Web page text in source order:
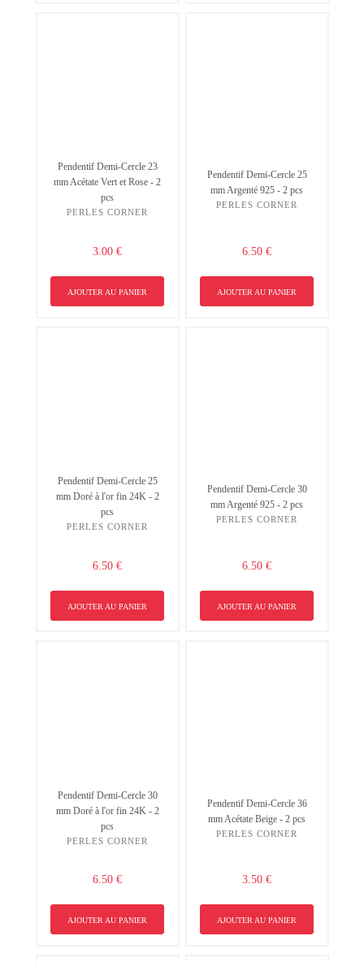
Pendentif Demi-Cercle 23
mm Acétate Vert et Rose - 2
pcs
PERLES CORNER
3.00 €
AJOUTER AU PANIER
Pendentif Demi-Cercle 25
mm Argenté 925 - 2 pcs
PERLES CORNER
6.50 €
AJOUTER AU PANIER
Pendentif Demi-Cercle 25
mm Doré à l'or fin 24K - 2
pcs
PERLES CORNER
6.50 €
AJOUTER AU PANIER
Pendentif Demi-Cercle 30
mm Argenté 925 - 2 pcs
PERLES CORNER
6.50 €
AJOUTER AU PANIER
Pendentif Demi-Cercle 30
mm Doré à l'or fin 24K - 2
pcs
PERLES CORNER
6.50 €
AJOUTER AU PANIER
Pendentif Demi-Cercle 36
mm Acétate Beige - 2 pcs
PERLES CORNER
3.50 €
AJOUTER AU PANIER